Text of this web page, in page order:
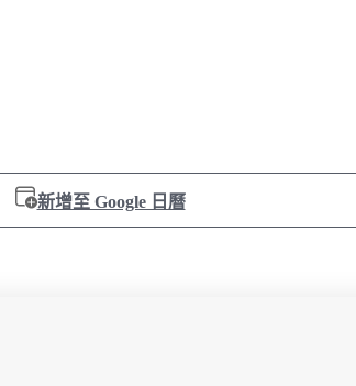
新增至 Google 日曆